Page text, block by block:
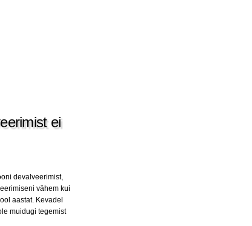
ei
devalveerimist,
vähem kui
aastat. Kevadel
muidugi tegemist